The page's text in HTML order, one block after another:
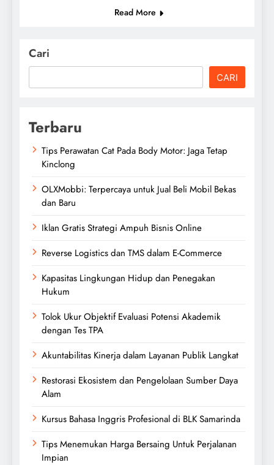
Read More
Cari
CARI
Terbaru
Tips Perawatan Cat Pada Body Motor: Jaga Tetap
Kinclong
OLXMobbi: Terpercaya untuk Jual Beli Mobil Bekas
dan Baru
Iklan Gratis Strategi Ampuh Bisnis Online
Reverse Logistics dan TMS dalam E-Commerce
Kapasitas Lingkungan Hidup dan Penegakan
Hukum
Tolok Ukur Objektif Evaluasi Potensi Akademik
dengan Tes TPA
Akuntabilitas Kinerja dalam Layanan Publik Langkat
Restorasi Ekosistem dan Pengelolaan Sumber Daya
Alam
Kursus Bahasa Inggris Profesional di BLK Samarinda
Tips Menemukan Harga Bersaing Untuk Perjalanan
Impian